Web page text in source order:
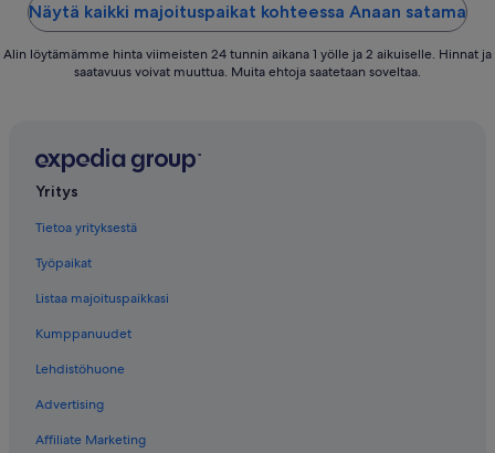
Näytä kaikki majoituspaikat kohteessa Anaan satama
Alin löytämämme hinta viimeisten 24 tunnin aikana 1 yölle ja 2 aikuiselle. Hinnat ja
saatavuus voivat muuttua. Muita ehtoja saatetaan soveltaa.
Yritys
Tietoa yrityksestä
Työpaikat
Listaa majoituspaikkasi
Kumppanuudet
Lehdistöhuone
Advertising
Affiliate Marketing